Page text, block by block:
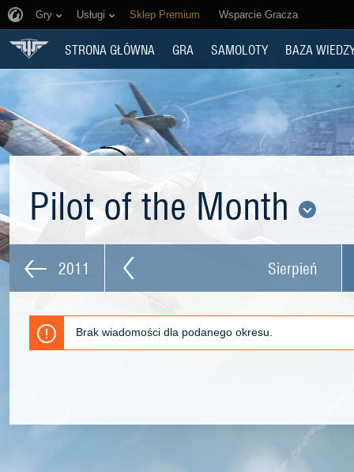
Gry Usługi Sklep Premium Wsparcie Gracza
STRONA GŁÓWNA GRA SAMOLOTY BAZA
Pilot of the Month
2011 Sierpień
Brak wiadomości dla podanego okresu.